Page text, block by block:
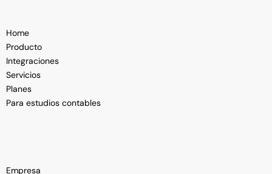
Home
Producto
Integraciones
Servicios
Planes
Para estudios contables
Empresa